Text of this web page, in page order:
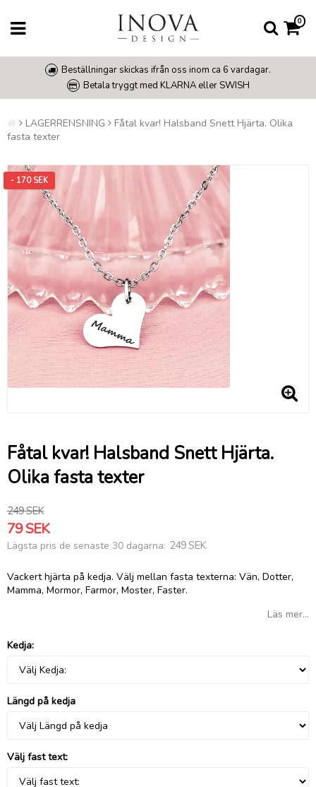
0
Beställningar skickas ifrån oss inom ca 6 vardagar.
Betala tryggt med KLARNA eller SWISH
LAGERRENSNING
Fåtal kvar! Halsband Snett Hjärta. Olika
fasta texter
- 170 SEK
Fåtal kvar! Halsband Snett Hjärta.
Olika fasta texter
249 SEK
79 SEK
Lägsta pris de senaste 30 dagarna 249 SEK
Vackert hjärta på kedja. Välj mellan fasta texterna: Vän, Dotter,
Mamma, Mormor, Farmor, Moster, Faster.
Läs mer...
Kedja:
Längd på kedja
Välj fast text: